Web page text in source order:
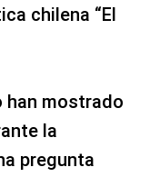
chilena “El
han mostrado
la
pregunta